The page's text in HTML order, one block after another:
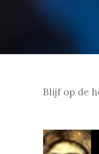
Blijf op de